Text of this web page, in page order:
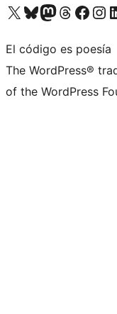
Visita nuestra cuenta de X (anteriormente Twitter)
Visita nuestra cuenta de Bluesky
Visita nuestra cuenta de
Visita nuestra cuenta de
Visita nuestra
Visita
El código es poesía
The WordPress®
of the WordPress